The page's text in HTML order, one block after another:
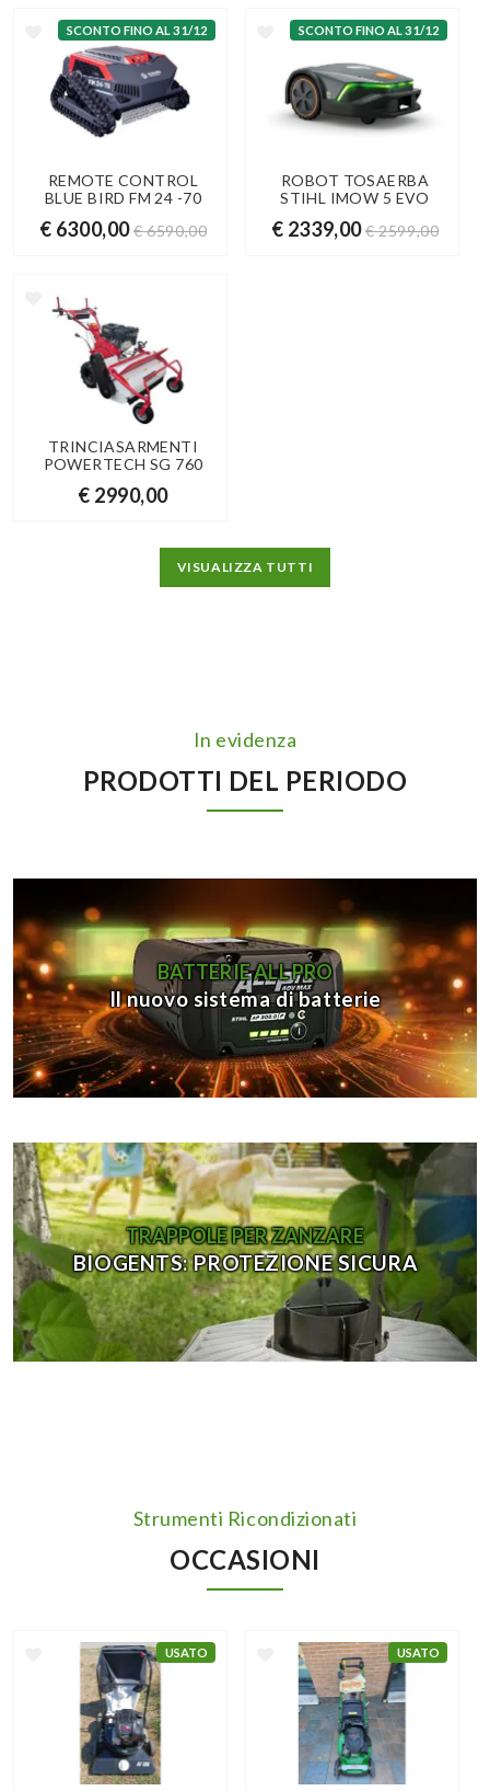
SCONTO FINO AL 31/12
REMOTE CONTROL
BLUE BIRD FM 24 -70
€ 6300,00€ 6590,00
SCONTO FINO AL 31/12
ROBOT TOSAERBA
STIHL IMOW 5 EVO
€ 2339,00€ 2599,00
TRINCIASARMENTI
POWERTECH SG 760
€ 2990,00
VISUALIZZA TUTTI
In evidenza
PRODOTTI DEL PERIODO
BATTERIE ALL PRO
Il nuovo sistema di batterie
TRAPPOLE PER ZANZARE
BIOGENTS: PROTEZIONE SICURA
Strumenti Ricondizionati
OCCASIONI
USATO USATO